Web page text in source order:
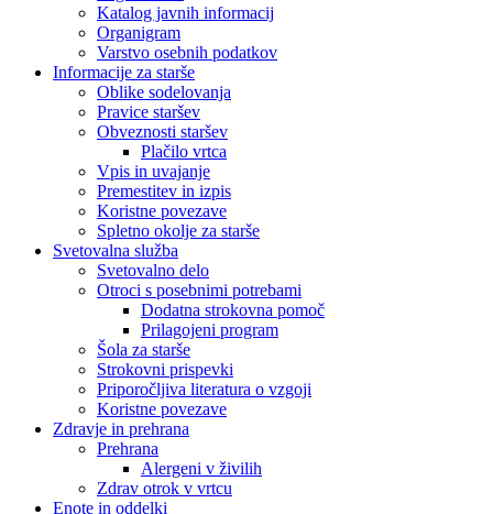
Katalog javnih informacij
Organigram
Varstvo osebnih podatkov
Informacije za starše
Oblike sodelovanja
Pravice staršev
Obveznosti staršev
Plačilo vrtca
Vpis in uvajanje
Premestitev in izpis
Koristne povezave
Spletno okolje za starše
Svetovalna služba
Svetovalno delo
Otroci s posebnimi potrebami
Dodatna strokovna pomoč
Prilagojeni program
Šola za starše
Strokovni prispevki
Priporočljiva literatura o vzgoji
Koristne povezave
Zdravje in prehrana
Prehrana
Alergeni v živilih
Zdrav otrok v vrtcu
Enote in oddelki